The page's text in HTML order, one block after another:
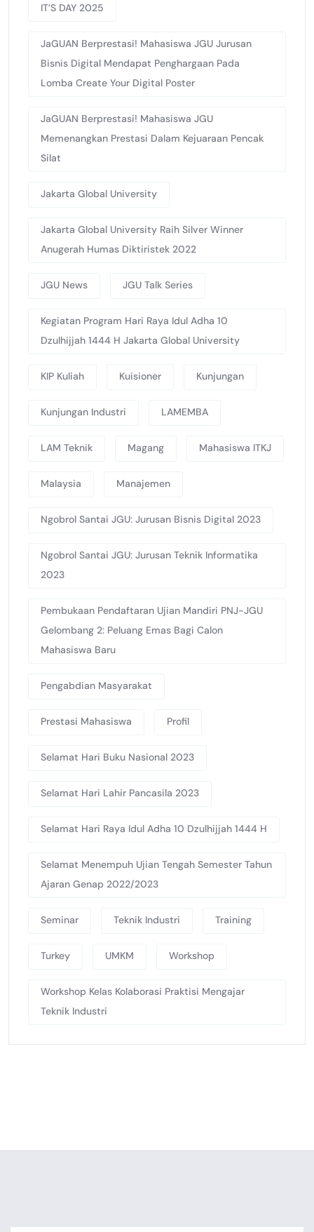
IT’S DAY 2025
JaGUAN Berprestasi! Mahasiswa JGU Jurusan
Bisnis Digital Mendapat Penghargaan Pada
Lomba Create Your Digital Poster
JaGUAN Berprestasi! Mahasiswa JGU
Memenangkan Prestasi Dalam Kejuaraan Pencak
Silat
Jakarta Global University
Jakarta Global University Raih Silver Winner
Anugerah Humas Diktiristek 2022
JGU News JGU Talk Series
Kegiatan Program Hari Raya Idul Adha 10
Dzulhijjah 1444 H Jakarta Global University
KIP Kuliah Kuisioner Kunjungan
Kunjungan Industri LAMEMBA
LAM Teknik Magang Mahasiswa ITKJ
Malaysia Manajemen
Ngobrol Santai JGU: Jurusan Bisnis Digital 2023
Ngobrol Santai JGU: Jurusan Teknik Informatika
2023
Pembukaan Pendaftaran Ujian Mandiri PNJ-JGU
Gelombang 2: Peluang Emas Bagi Calon
Mahasiswa Baru
Pengabdian Masyarakat
Prestasi Mahasiswa Profil
Selamat Hari Buku Nasional 2023
Selamat Hari Lahir Pancasila 2023
Selamat Hari Raya Idul Adha 10 Dzulhijjah 1444 H
Selamat Menempuh Ujian Tengah Semester Tahun
Ajaran Genap 2022/2023
Seminar Teknik Industri Training
Turkey UMKM Workshop
Workshop Kelas Kolaborasi Praktisi Mengajar
Teknik Industri